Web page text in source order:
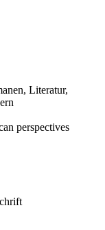
Literatur,
perspectives